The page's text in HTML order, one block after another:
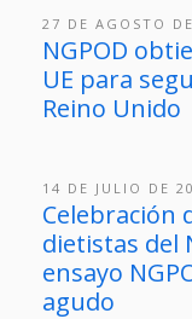
27 DE AGOSTO
NGPOD
UE para
Reino Unido
14 DE JULIO DE
Celebración
dietistas del
ensayo
agudo